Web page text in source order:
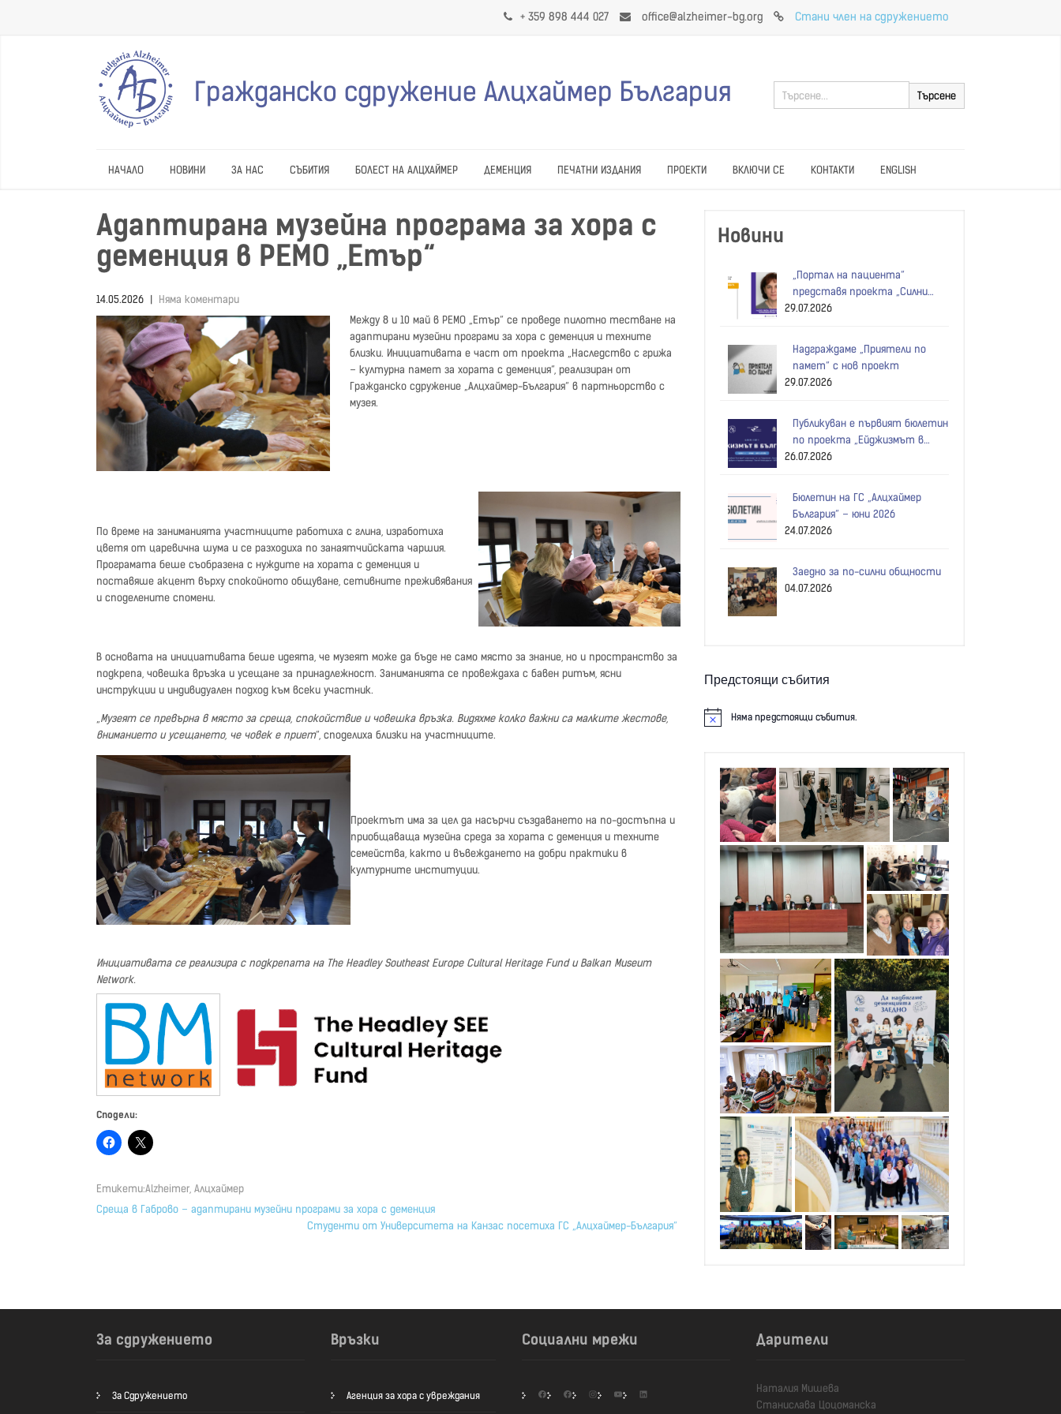
+ 359 898 444 027 office@alzheimer-bg.org Стани член на сдружението
Гражданско сдружение Алцхаймер България
НАЧАЛО НОВИНИ ЗА НАС СЪБИТИЯ БОЛЕСТ НА АЛЦХАЙМЕР ДЕМЕНЦИЯ ПЕЧАТНИ ИЗДАНИЯ ПРОЕКТИ ВКЛЮЧИ СЕ КОНТАКТИ ENGLISH
Адаптирана музейна програма за хора с
деменция в РЕМО „Етър“
14.05.2026
Няма коментари
Между 8 и 10 май в РЕМО „Етър“ се проведе пилотно тестване на
адаптирани музейни програми за хора с деменция и техните
близки. Инициативата е част от проекта „Наследство с грижа
– културна памет за хората с деменция“, реализиран от
Гражданско сдружение „Алцхаймер-България“ в партньорство с
музея.
По време на заниманията участниците работиха с глина, изработиха
цветя от царевична шума и се разходиха по занаятчийската чаршия.
Програмата беше съобразена с нуждите на хората с деменция и
поставяше акцент върху спокойното общуване, сетивните преживявания
и споделените спомени.
В основата на инициативата беше идеята, че музеят може да бъде не само място за знание, но и пространство за
подкрепа, човешка връзка и усещане за принадлежност. Заниманията се провеждаха с бавен ритъм, ясни
инструкции и индивидуален подход към всеки участник.
„Музеят се превърна в място за среща, спокойствие и човешка връзка. Видяхме колко важни са малките жестове,
вниманието и усещането, че човек е приет“, споделиха близки на участниците.
Проектът има за цел да насърчи създаването на по-достъпна и
приобщаваща музейна среда за хората с деменция и техните
семейства, както и въвеждането на добри практики в
културните институции.
Инициативата се реализира с подкрепата на The Headley Southeast Europe Cultural Heritage Fund и Balkan Museum
Network.
Сподели:
Етикети:Alzheimer, Алцхаймер
Навигация
Среща в Габрово – адаптирани музейни програми за хора с деменция
Студенти от Университета на Канзас посетиха ГС „Алцхаймер-България“
Новини
„Портал на пациента“
представя проекта „Силни
общности без възрастови
29.07.2026
Надграждаме „Приятели по
памет“ с нов проект
29.07.2026
Публикуван е първият бюлетин
по проекта „Ейджизмът в
България“!
26.07.2026
Бюлетин на ГС „Алцхаймер
България“ – юни 2026
24.07.2026
Заедно за по-силни общности
04.07.2026
Предстоящи събития
Няма предстоящи събития.
За сдружението
За Сдружението
Връзки
Агенция за хора с увреждания
Социални мрежи
FacebookFacebookInstagramYouTube
Дарители
Наталия Мишева
Станислава Цоцоманска